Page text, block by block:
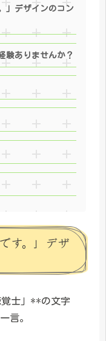
」デザインのコン
験ありませんか？
す。」デザ
士」**の文字
言。